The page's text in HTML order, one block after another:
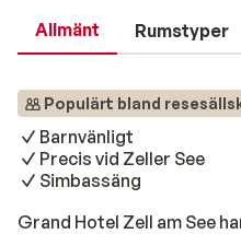
Allmänt Rumstyper
Populärt bland
Barnvänligt
Precis vid Zeller See
Simbassäng
Grand Hotel Zell am See